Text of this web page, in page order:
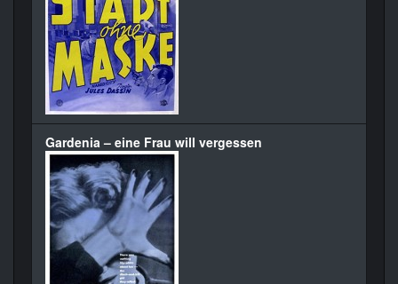
Gardenia – eine Frau will vergessen